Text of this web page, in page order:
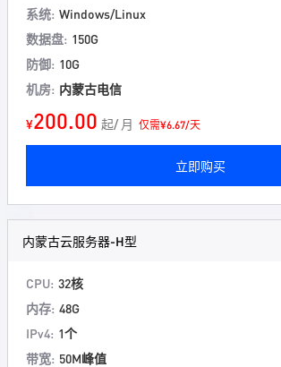
系统: Windows/Linux
数据盘: 150G
防御: 10G
机房: 内蒙古电信
¥200.00 起/ 月 仅需¥6.67/天
立即购买
内蒙古云服务器-H型
CPU: 32核
内存: 48G
IPv4: 1个
带宽: 50M峰值